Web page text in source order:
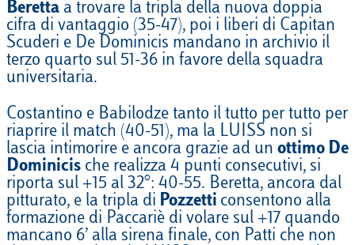
Beretta a trovare la tripla della nuova doppia
cifra di vantaggio (35-47), poi i liberi di Capitan
Scuderi e De Dominicis mandano in archivio il
terzo quarto sul 51-36 in favore della squadra
universitaria.
Costantino e Babilodze tanto il tutto per tutto per
riaprire il match (40-51), ma la LUISS non si
lascia intimorire e ancora grazie ad un ottimo De
Dominicis che realizza 4 punti consecutivi, si
riporta sul +15 al 32°: 40-55. Beretta, ancora dal
pitturato, e la tripla di Pozzetti consentono alla
formazione di Paccariè di volare sul +17 quando
mancano 6’ alla sirena finale, con Patti che non